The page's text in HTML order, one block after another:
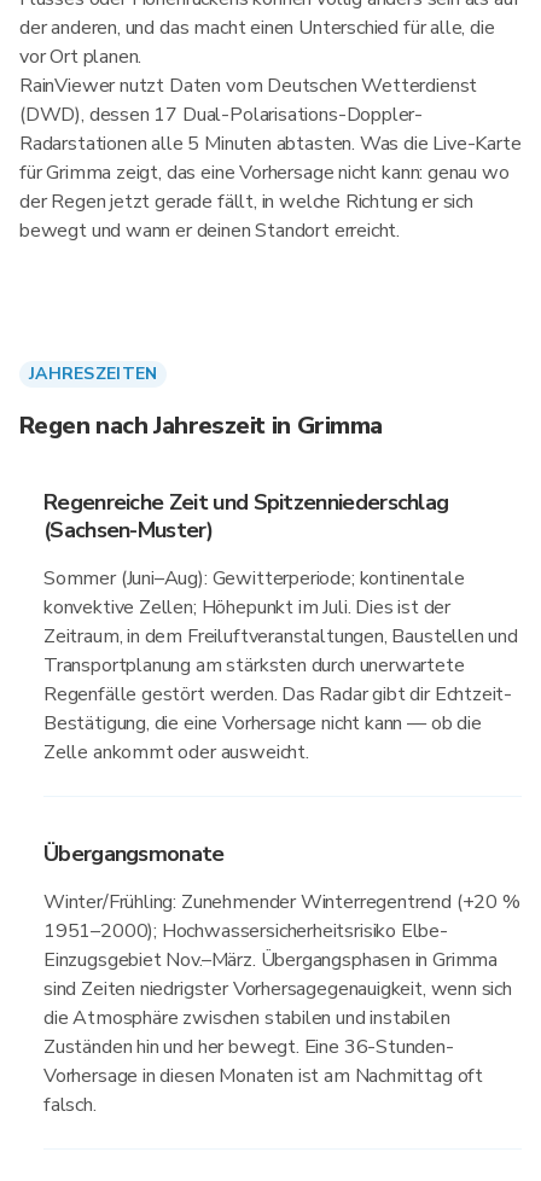
der anderen, und das macht einen Unterschied für alle, die
vor Ort planen.
RainViewer nutzt Daten vom Deutschen Wetterdienst
(DWD), dessen 17 Dual-Polarisations-Doppler-
Radarstationen alle 5 Minuten abtasten. Was die Live-Karte
für Grimma zeigt, das eine Vorhersage nicht kann: genau wo
der Regen jetzt gerade fällt, in welche Richtung er sich
bewegt und wann er deinen Standort erreicht.
JAHRESZEITEN
Regen nach Jahreszeit in Grimma
Regenreiche Zeit und Spitzenniederschlag
(Sachsen-Muster)
Sommer (Juni–Aug): Gewitterperiode; kontinentale
konvektive Zellen; Höhepunkt im Juli. Dies ist der
Zeitraum, in dem Freiluftveranstaltungen, Baustellen und
Transportplanung am stärksten durch unerwartete
Regenfälle gestört werden. Das Radar gibt dir Echtzeit-
Bestätigung, die eine Vorhersage nicht kann — ob die
Zelle ankommt oder ausweicht.
Übergangsmonate
Winter/Frühling: Zunehmender Winterregentrend (+20 %
1951–2000); Hochwassersicherheitsrisiko Elbe-
Einzugsgebiet Nov.–März. Übergangsphasen in Grimma
sind Zeiten niedrigster Vorhersagegenauigkeit, wenn sich
die Atmosphäre zwischen stabilen und instabilen
Zuständen hin und her bewegt. Eine 36-Stunden-
Vorhersage in diesen Monaten ist am Nachmittag oft
falsch.